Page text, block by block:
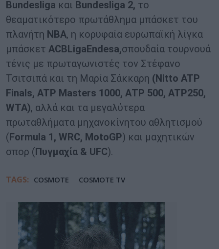
Bundesliga και Bundesliga 2, το
θεαματικότερο πρωτάθλημα μπάσκετ του
πλανήτη ΝΒΑ, η κορυφαία ευρωπαϊκή λίγκα
μπάσκετ ACBLigaEndesa,σπουδαία τουρνουά
τένις με πρωταγωνιστές τον Στέφανο
Τσιτσιπά και τη Μαρία Σάκκαρη (Nitto ATP
Finals, ATP Masters 1000, ΑΤP 500, ATP250,
WTA), αλλά και τα μεγαλύτερα
πρωταθλήματα μηχανοκίνητου αθλητισμού
( Formula 1, WRC, ΜotoGP) και μαχητικών
σπορ ( Πυγμαχία & UFC).
TAGS: COSMOTE COSMOTE TV